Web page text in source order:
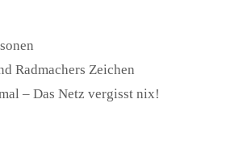
Radmachers Zeichen
– Das Netz vergisst nix!